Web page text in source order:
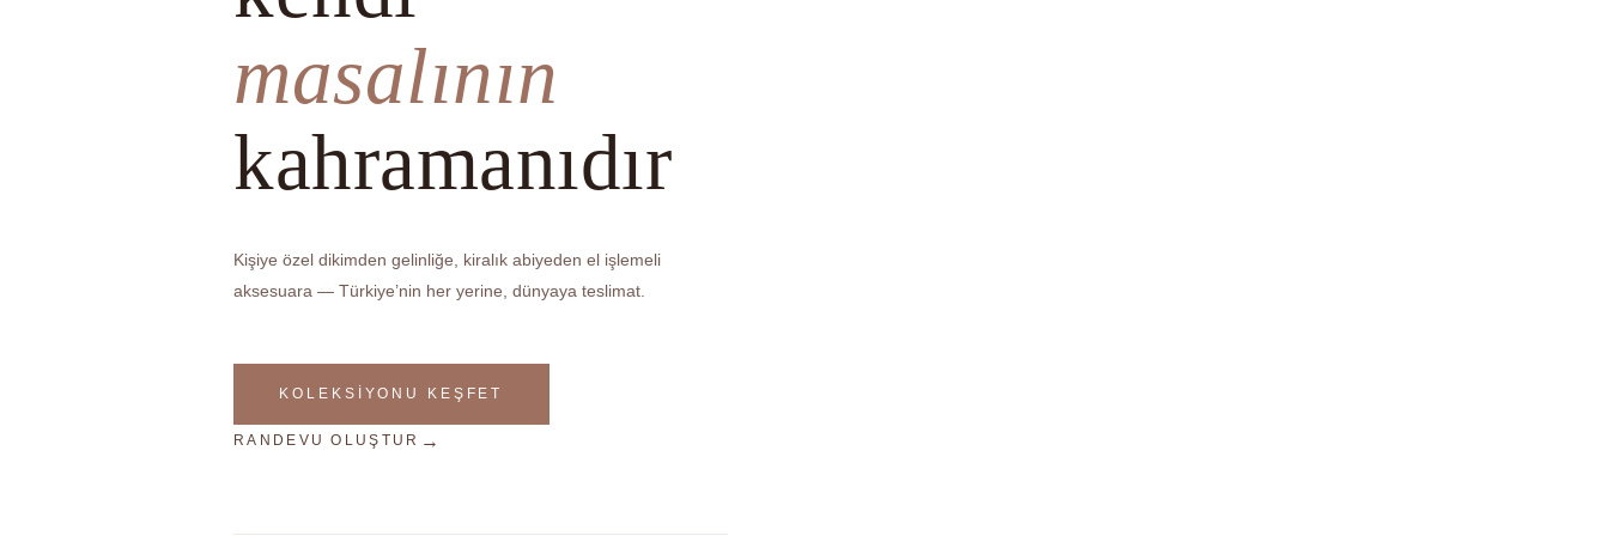
masalının
kahramanıdır
Kişiye özel dikimden gelinliğe, kiralık abiyeden el işlemeli
aksesuara — Türkiye’nin her yerine, dünyaya teslimat.
KOLEKSIYONU KEŞFET
RANDEVU OLUŞTUR